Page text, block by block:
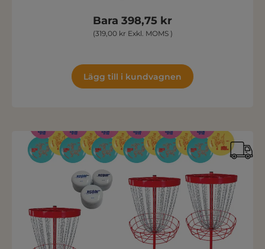
Bara 398,75 kr
(319,00 kr Exkl. MOMS )
Lägg till i kundvagnen